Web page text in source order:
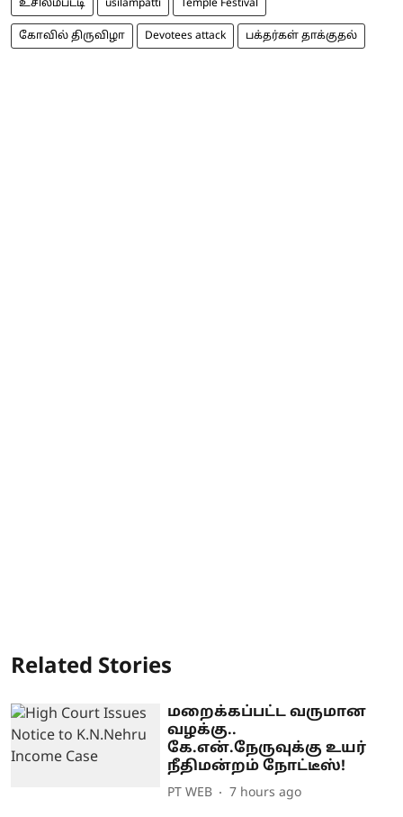
உசிலம்பட்டி usilampatti Temple Festival
கோவில் திருவிழா Devotees attack பக்தர்கள் தாக்குதல்
Related Stories
மறைக்கப்பட்ட வருமான
வழக்கு..
கே.என்.நேருவுக்கு உயர்
நீதிமன்றம் நோட்டீஸ்!
PT WEB 7 hours ago